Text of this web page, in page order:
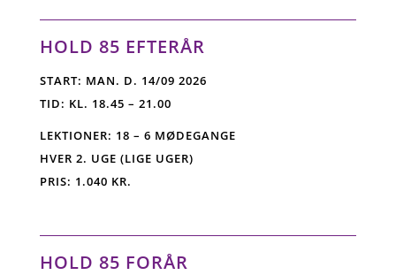
HOLD 85 EFTERÅR
START: MAN. D. 14/09 2026
TID: KL. 18.45 – 21.00
LEKTIONER: 18 – 6 MØDEGANGE
HVER 2. UGE (LIGE UGER)
PRIS: 1.040 KR.
HOLD 85 FORÅR